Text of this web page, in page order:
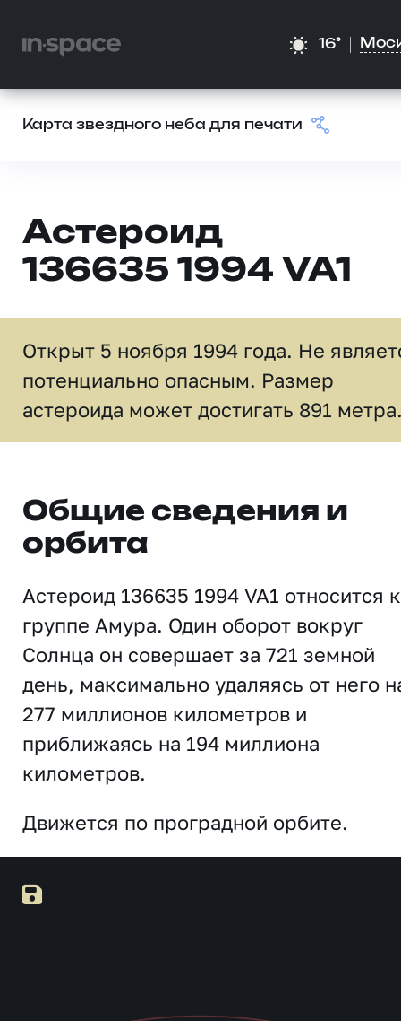
16°
Карта звездного неба для печати
Астероид
136635 1994 VA1
Открыт 5 ноября 1994 года. Не
потенциально опасным. Размер
астероида может достигать 891
Общие сведения и
орбита
Астероид 136635 1994 VA1 относится к
группе Амура. Один оборот вокруг
Солнца он совершает за 721 земной
день, максимально удаляясь от него
277 миллионов километров и
приближаясь на 194 миллиона
километров.
Движется по проградной орбите.